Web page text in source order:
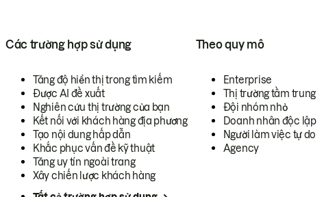
Các trường hợp sử dụng
Tăng độ hiển thị trong tìm kiếm
Được AI đề xuất
Nghiên cứu thị trường của bạn
Kết nối với khách hàng địa phương
Tạo nội dung hấp dẫn
Khắc phục vấn đề kỹ thuật
Tăng uy tín ngoài trang
Xây chiến lược khách hàng
Theo quy mô
Enterprise
Thị trường tầm trung
Đội nhóm nhỏ
Doanh nhân độc lập
Người làm việc tự do
Agency